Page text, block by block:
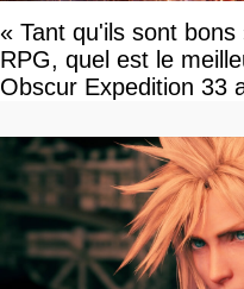
« Tant qu'ils sont
RPG, quel est le
Obscur Expedition 33